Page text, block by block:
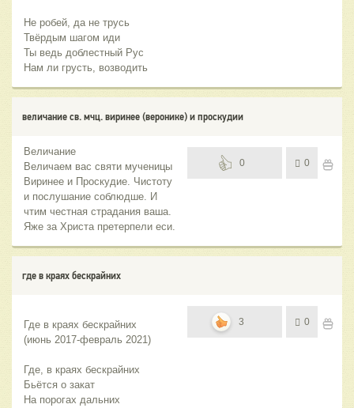
Не робей, да не трусь
Твёрдым шагом иди
Ты ведь доблестный Рус
Нам ли грусть, возводить
величание св. мчц. виринее (веронике) и проскудии
Величание
Величаем вас святи мученицы
Виринее и Проскудие. Чистоту
и послушание соблюдше. И
чтим честная страдания ваша.
Яже за Христа претерпели еси.
0 0
где в краях бескрайних
Где в краях бескрайних
(июнь 2017-февраль 2021)
Где, в краях бескрайних
Бьётся о закат
На порогах дальних
3 0